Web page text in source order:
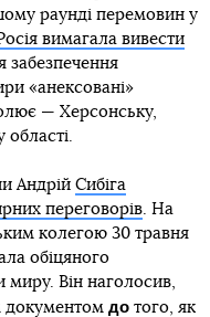
раунді перемовин у
вимагала вивести
забезпечення
«анексовані»
— Херсонську,
області.
Андрій Сибіга
переговорів. На
колегою 30 травня
обіцяного
Він наголосив,
документом до того, як